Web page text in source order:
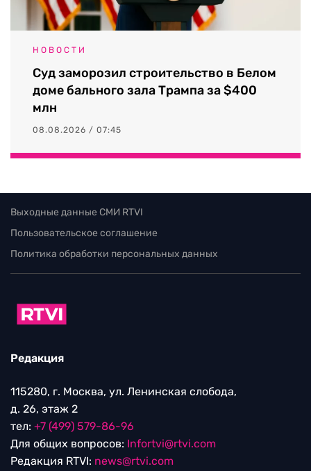
НОВОСТИ
Суд заморозил строительство в Белом
доме бального зала Трампа за $400
млн
08.08.2026 / 07:45
Выходные данные СМИ RTVI
Пользовательское соглашение
Политика обработки персональных данных
Редакция
115280, г. Москва, ул. Ленинская слобода,
д. 26, этаж 2
тел: +7 (499) 579-86-96
Для общих вопросов: Infortvi@rtvi.com
Редакция RTVI: news@rtvi.com